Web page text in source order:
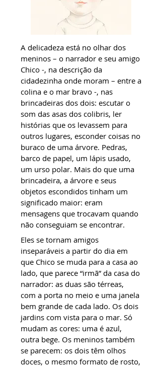
A delicadeza está no olhar dos
meninos – o narrador e seu amigo
Chico -, na descrição da
cidadezinha onde moram – entre a
colina e o mar bravo -, nas
brincadeiras dos dois: escutar o
som das asas dos colibris, ler
histórias que os levassem para
outros lugares, esconder coisas no
buraco de uma árvore. Pedras,
barco de papel, um lápis usado,
um urso polar. Mais do que uma
brincadeira, a árvore e seus
objetos escondidos tinham um
significado maior: eram
mensagens que trocavam quando
não conseguiam se encontrar.
Eles se tornam amigos
inseparáveis a partir do dia em
que Chico se muda para a casa ao
lado, que parece “irmã” da casa do
narrador: as duas são térreas,
com a porta no meio e uma janela
bem grande de cada lado. Os dois
jardins com vista para o mar. Só
mudam as cores: uma é azul,
outra bege. Os meninos também
se parecem: os dois têm olhos
doces, o mesmo formato de rosto,